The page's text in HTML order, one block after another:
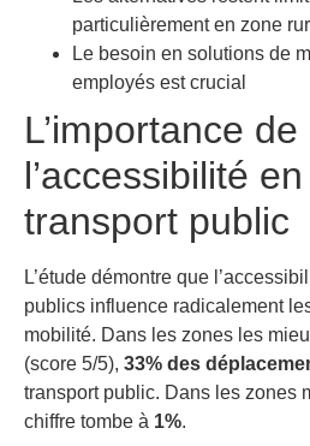
particulièrement en zone
Le besoin en solutions de
employés est crucial
L’importance de
l’accessibilité en
transport public
L’étude démontre que
publics influence radicalement
mobilité. Dans les zones les
(score 5/5), 33% des
transport public. Dans les zones
chiffre tombe à 1%.